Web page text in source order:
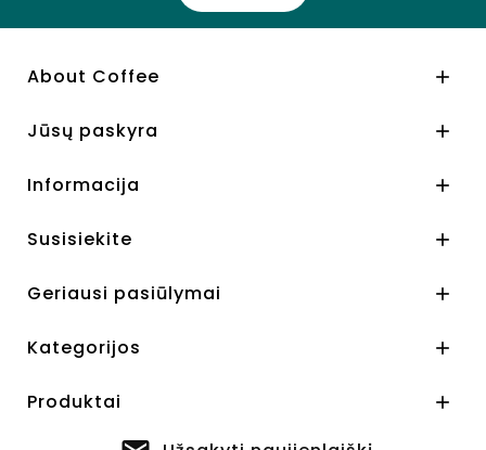
About Coffee 
Jūsų paskyra 
Informacija 
Susisiekite 
Geriausi pasiūlymai 
Kategorijos 
Produktai 